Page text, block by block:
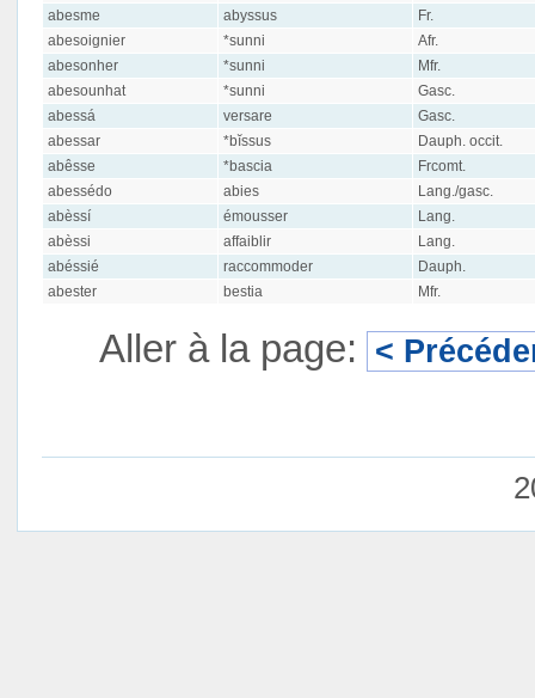
abesme
abyssus
Fr.
abesoignier
*sunni
Afr.
abesonher
*sunni
Mfr.
abesounhat
*sunni
Gasc.
abessá
versare
Gasc.
abessar
*bĭssus
Dauph. occit.
abêsse
*bascia
Frcomt.
abessédo
abies
Lang./gasc.
abèssí
émousser
Lang.
abèssi
affaiblir
Lang.
abéssié
raccommoder
Dauph.
abester
bestia Mfr.
Aller à la page: <